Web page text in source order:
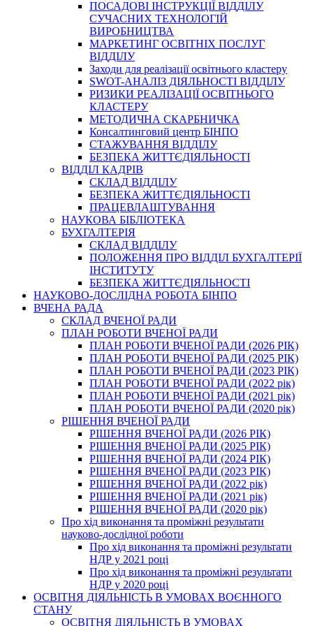
ПОСАДОВІ ІНСТРУКЦІЇ ВІДДІЛУ
СУЧАСНИХ ТЕХНОЛОГІЙ
ВИРОБНИЦТВА
МАРКЕТИНГ ОСВІТНІХ ПОСЛУГ
ВІДДІЛУ
Заходи для реалізації освітнього кластеру
SWOT-АНАЛІЗ ДІЯЛЬНОСТІ ВІДДІЛУ
РИЗИКИ РЕАЛІЗАЦІЇ ОСВІТНЬОГО
КЛАСТЕРУ
МЕТОДИЧНА СКАРБНИЧКА
Консалтинговий центр БІНПО
СТАЖУВАННЯ ВІДДІЛУ
БЕЗПЕКА ЖИТТЄДІЯЛЬНОСТІ
ВІДДІЛ КАДРІВ
СКЛАД ВІДДІЛУ
БЕЗПЕКА ЖИТТЄДІЯЛЬНОСТІ
ПРАЦЕВЛАШТУВАННЯ
НАУКОВА БІБЛІОТЕКА
БУХГАЛТЕРІЯ
СКЛАД ВІДДІЛУ
ПОЛОЖЕННЯ ПРО ВІДДІЛ БУХГАЛТЕРІЇ
ІНСТИТУТУ
БЕЗПЕКА ЖИТТЄДІЯЛЬНОСТІ
НАУКОВО-ДОСЛІДНА РОБОТА БІНПО
ВЧЕНА РАДА
СКЛАД ВЧЕНОЇ РАДИ
ПЛАН РОБОТИ ВЧЕНОЇ РАДИ
ПЛАН РОБОТИ ВЧЕНОЇ РАДИ (2026 РІК)
ПЛАН РОБОТИ ВЧЕНОЇ РАДИ (2025 РІК)
ПЛАН РОБОТИ ВЧЕНОЇ РАДИ (2023 РІК)
ПЛАН РОБОТИ ВЧЕНОЇ РАДИ (2022 рік)
ПЛАН РОБОТИ ВЧЕНОЇ РАДИ (2021 рік)
ПЛАН РОБОТИ ВЧЕНОЇ РАДИ (2020 рік)
РІШЕННЯ ВЧЕНОЇ РАДИ
РІШЕННЯ ВЧЕНОЇ РАДИ (2026 РІК)
РІШЕННЯ ВЧЕНОЇ РАДИ (2025 РІК)
РІШЕННЯ ВЧЕНОЇ РАДИ (2024 РІК)
РІШЕННЯ ВЧЕНОЇ РАДИ (2023 РІК)
РІШЕННЯ ВЧЕНОЇ РАДИ (2022 рік)
РІШЕННЯ ВЧЕНОЇ РАДИ (2021 рік)
РІШЕННЯ ВЧЕНОЇ РАДИ (2020 рік)
Про хід виконання та проміжні результати
науково-дослідної роботи
Про хід виконання та проміжні результати
НДР у 2021 році
Про хід виконання та проміжні результати
НДР у 2020 році
ОСВІТНЯ ДІЯЛЬНІСТЬ В УМОВАХ ВОЄННОГО
СТАНУ
ОСВІТНЯ ДІЯЛЬНІСТЬ В УМОВАХ